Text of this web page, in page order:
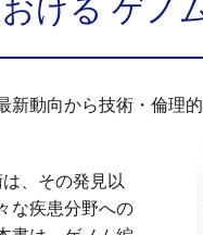
ける ゲノ
新動向から技術・倫
、その発見以
な疾患分野への